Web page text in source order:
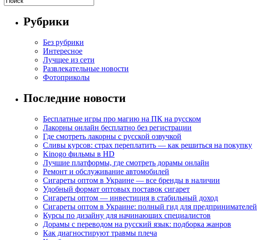
Рубрики
Без рубрики
Интересное
Лучщее из сети
Развлекательные новости
Фотоприколы
Последние новости
Бесплатные игры про магию на ПК на русском
Лакорны онлайн бесплатно без регистрации
Где смотреть лакорны с русской озвучкой
Сливы курсов: страх переплатить — как решиться на покупку
Kinogo фильмы в HD
Лучшие платформы, где смотреть дорамы онлайн
Ремонт и обслуживание автомобилей
Сигареты оптом в Украине — все бренды в наличии
Удобный формат оптовых поставок сигарет
Сигареты оптом — инвестиция в стабильный доход
Сигареты оптом в Украине: полный гид для предпринимателей
Курсы по дизайну для начинающих специалистов
Дорамы с переводом на русский язык: подборка жанров
Как диагностируют травмы плеча